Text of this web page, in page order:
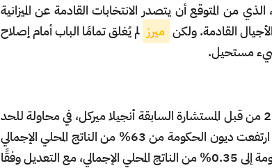
من المتوقع أن يتصدر الانتخابات القادمة عن الميزانية
القادمة. ولكن ميرز لم يُغلق تمامًا الباب أمام إصلاح
شيء مستحيل.
تم إدخال "مكابح الديون" في الدستور الألماني عام 2009 من قبل المستشارة السابقة أنجيلا ميركل، في محاولة للحد
من الاقتراض الحكومي بعد الأزمة المالية العالمية، حيث ارتفعت ديون الحكومة من 63% من الناتج المحلي الإجمالي
إلى 81%. وهذه القاعدة تحد من العجز الهيكلي للحكومة إلى 0.35% من الناتج المحلي الإجمالي، مع التعديل وفقًا